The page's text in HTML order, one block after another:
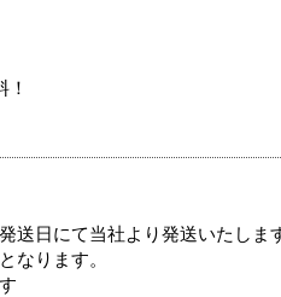
送日にて当社より発送いたしま
なります。